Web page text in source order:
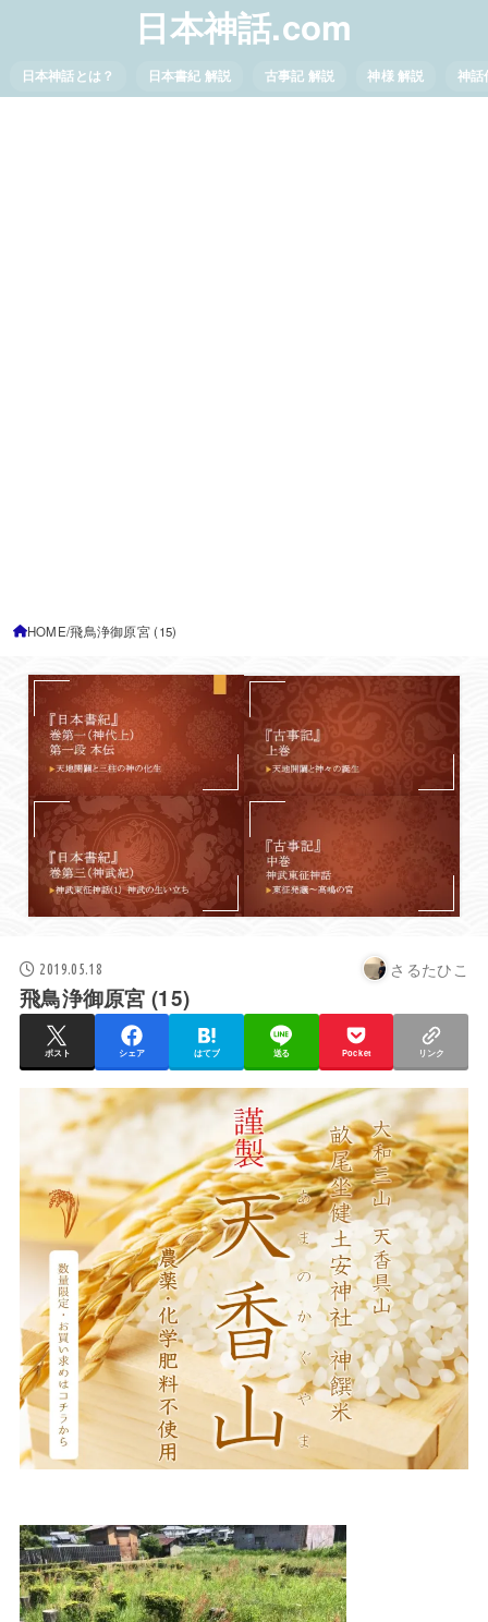
日本神話.com
日本神話とは？ 日本書紀 解説 古事記 解説 神様 解説 神話
HOME 飛鳥浄御原宮 (15)
2019.05.18 さるたひこ
飛鳥浄御原宮 (15)
ポスト シェア はてブ 送る Pocket リンク